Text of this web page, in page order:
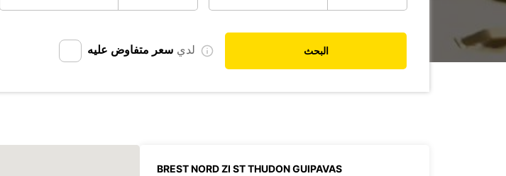
لدي سعر متفاوض عليه البحث
BREST NORD ZI ST THUDON GUIPAVAS